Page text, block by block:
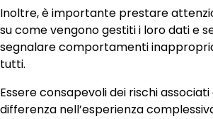
Inoltre, è importante prestare
su come vengono gestiti i loro dati e
segnalare comportamenti
tutti.
Essere consapevoli dei rischi
differenza nell’esperienza